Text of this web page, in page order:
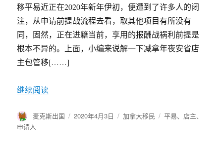
移平易近正在2020年新年伊初，便遭到了许多人的闭
注，从申请前提战流程去看，取其他项目有所没有
同，固然，正在进籍当前，享用的报酬战祸利前提是
根本不异的。上面，小编来说解一下减拿年夜安省店
主包管移[……]
继续阅读
作
者
麦克斯出国
发
2020年4月3日
分
加拿大移民
标
平易、 店主、
申请人